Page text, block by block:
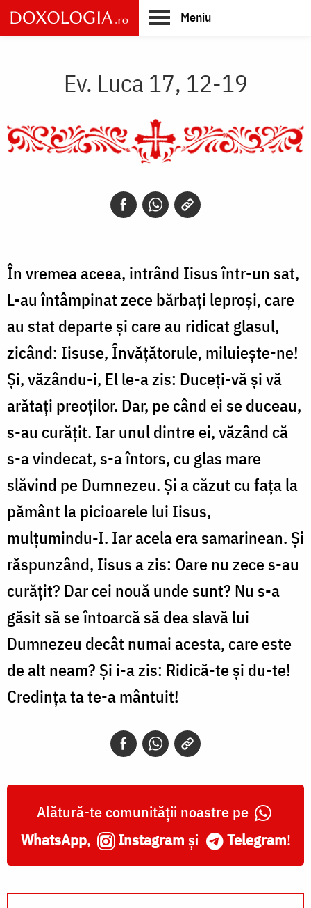
Skip
to
main
Meniu
Ev. Luca 17, 12-19
În vremea aceea, intrând Iisus într-un sat,
L-au întâmpinat zece bărbați leproși, care
au stat departe și care au ridicat glasul,
zicând: Iisuse, Învățătorule, miluiește-ne!
Și, văzându-i, El le-a zis: Duceți-vă și vă
arătați preoților. Dar, pe când ei se duceau,
s-au curățit. Iar unul dintre ei, văzând că
s-a vindecat, s-a întors, cu glas mare
slăvind pe Dumnezeu. Și a căzut cu fața la
pământ la picioarele lui Iisus,
mulțumindu-I. Iar acela era samarinean. Și
răspunzând, Iisus a zis: Oare nu zece s-au
curățit? Dar cei nouă unde sunt? Nu s-a
găsit să se întoarcă să dea slavă lui
Dumnezeu decât numai acesta, care este
de alt neam? Și i-a zis: Ridică-te și du-te!
Credința ta te-a mântuit!
Alătură-te comunității noastre pe
WhatsApp, Instagram și Telegram!